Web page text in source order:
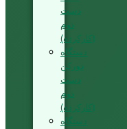
دست
دوم
(کارکرده)
دستگاه
دورکن
دست
دوم
(کارکرده)
دستگاه